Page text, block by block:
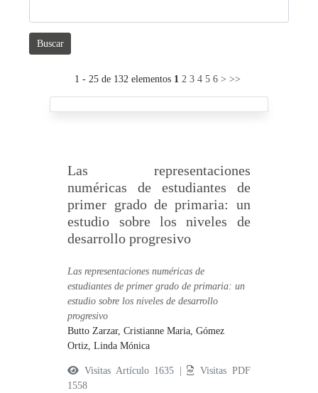
Buscar
1 - 25 de 132 elementos 1 2 3 4 5 6 > >>
Las representaciones
numéricas de estudiantes de
primer grado de primaria: un
estudio sobre los niveles de
desarrollo progresivo
Las representaciones numéricas de
estudiantes de primer grado de primaria: un
estudio sobre los niveles de desarrollo
progresivo
Butto Zarzar, Cristianne Maria,Gómez
Ortiz, Linda Mónica
Visitas Artículo 1635 |
Visitas PDF
1558